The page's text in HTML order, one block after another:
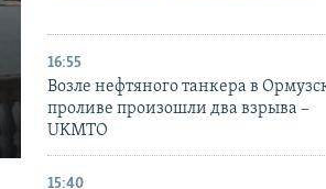
16:55
Возле нефтяного танкера в
проливе произошли два взрыва –
UKMTO
15:40